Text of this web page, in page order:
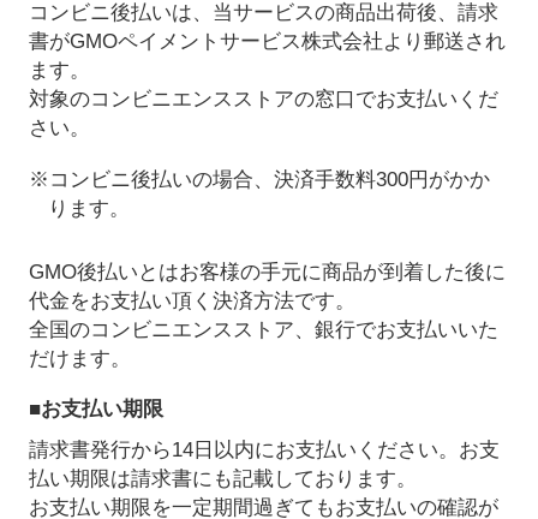
コンビニ後払いは、当サービスの商品出荷後、請求
書がGMOペイメントサービス株式会社より郵送され
ます。
対象のコンビニエンスストアの窓口でお支払いくだ
さい。
※コンビニ後払いの場合、決済手数料300円がかか
ります。
GMO後払いとはお客様の手元に商品が到着した後に
代金をお支払い頂く決済方法です。
全国のコンビニエンスストア、銀行でお支払いいた
だけます。
■お支払い期限
請求書発行から14日以内にお支払いください。お支
払い期限は請求書にも記載しております。
お支払い期限を一定期間過ぎてもお支払いの確認が